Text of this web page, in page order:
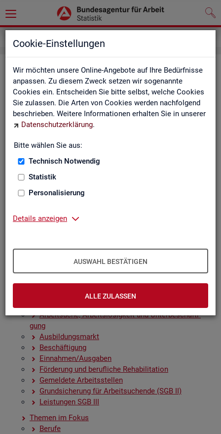
Cookie-Einstellungen
Wir möchten unsere Online-Angebote auf Ihre Bedürfnisse
anpassen. Zu diesem Zweck setzen wir sogenannte
Cookies ein. Entscheiden Sie bitte selbst, welche Cookies
Sie zulassen. Die Arten von Cookies werden nachfolgend
beschrieben. Weitere Informationen erhalten Sie in unserer
Datenschutzerklärung.
Bitte wählen Sie aus:
Technisch Notwendig
Statistik
Personalisierung
Details anzeigen
AUSWAHL BESTÄTIGEN
ALLE ZULASSEN
In­halts­ver­zeich­nis
Sta­tis­ti­ken
Rund­schau Ar­beits­markt
Mo­nats­be­richt
Eck­wer­te des Ar­beits­mark­tes und der Grund­si­che­
rung
Eck­wer­te Ar­beits­markt
Ar­beits­markt in Deutsch­land
Zah­len, Daten, Fak­ten - Struk­tur­da­ten und -in­di­ka­to­
Früh­in­di­ka­to­ren für den Ar­beits­markt
Sai­son­be­rei­nig­te Zeit­rei­hen
Ar­beit­su­che, Ar­beits­lo­sig­keit und Un­ter­be­schäf­ti­
gung
Aus­bil­dungs­markt
Be­schäf­ti­gung
Ein­nah­men/Aus­ga­ben
För­de­rung und be­ruf­li­che Re­ha­bi­li­ta­ti­on
Ge­mel­de­te Ar­beits­stel­len
Grund­si­che­rung für Ar­beit­su­chen­de (SGB II)
Leis­tun­gen SGB III
The­men im Fokus
Be­ru­fe